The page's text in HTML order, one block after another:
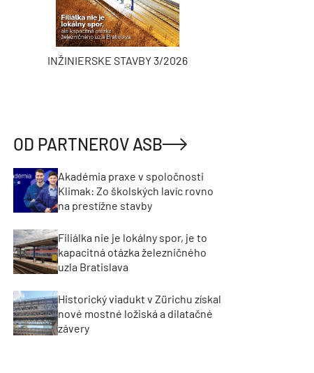
INŽINIERSKE STAVBY 3/2026
OD PARTNEROV ASB
Akadémia praxe v spoločnosti
Klimak: Zo školských lavíc rovno
na prestížne stavby
Filiálka nie je lokálny spor, je to
kapacitná otázka železničného
uzla Bratislava
Historický viadukt v Zürichu získal
nové mostné ložiská a dilatačné
závery